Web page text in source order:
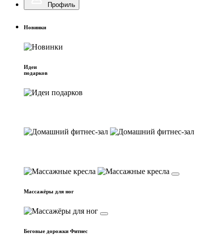
Профиль
Новинки
Идеи
подарков
Массажёры для ног
Беговые дорожки Фитнес